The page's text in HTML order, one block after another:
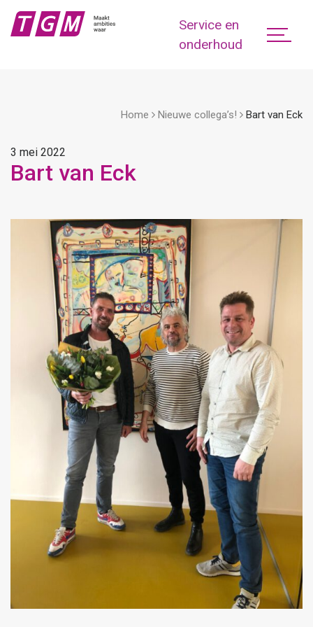
Service en
onderhoud
Home Nieuwe collega’s! Bart van Eck
3 mei 2022
Bart van Eck